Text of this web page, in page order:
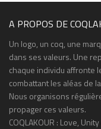
A PROPOS DE
Un logo, un coq, une
dans ses valeurs. Une
chaque individu affronte
combattant les aléas de
Nous organisons
propager ces valeurs.
COQLAKOUR : Love,